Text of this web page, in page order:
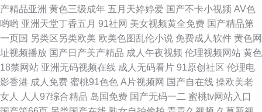
产精品亚洲 黄色三级成年 五月天婷婷爱 国产不卡小视频 AV色
哟哟 亚洲天堂丁香五月 91社网 美女视频黄全免费 国产精品第
一页国 另类区另类欧美 欧美色图乱伦小说 免费成人软件 黄色网
址视频播放 国产日产美产精品 成人午夜视频 伦理视频网站 黄色
18禁网站 亚洲无码视频在线 成人无码看片 91原创社区 伦理电
影香港 成人免费 蜜桃91色色 A片视频网 国产自在线 操欧美老
女人
人人97综合精品 岛国免费 国产无码一二 蜜桃tv网站入口